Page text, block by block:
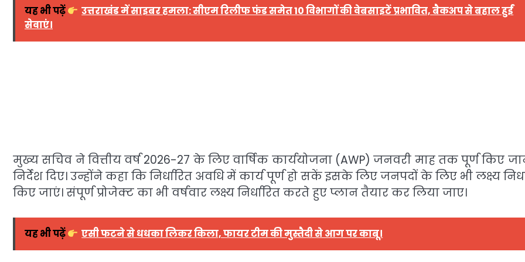
यह भी पढ़ें
उत्तराखंड में साइबर हमला: सीएम रिलीफ फंड समेत 10 विभागों की वेबसाइटें प्रभावित, बैकअप से बहाल हुईं
सेवाएं।
मुख्य सचिव ने वित्तीय वर्ष 2026-27 के लिए वार्षिक कार्ययोजना (AWP) जनवरी माह तक पूर्ण किए
निर्देश दिए। उन्होंने कहा कि निर्धारित अवधि में कार्य पूर्ण हो सकें इसके लिए जनपदों के लिए भी लक्ष्य
किए जाएं। संपूर्ण प्रोजेक्ट का भी वर्षवार लक्ष्य निर्धारित करते हुए प्लान तैयार कर लिया जाए।
यह भी पढ़ें एसी फटने से धधका लिकर किला, फायर टीम की मुस्तैदी से आग पर काबू।